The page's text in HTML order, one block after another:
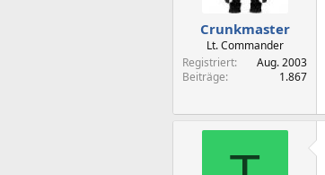
Crunkmaster
Lt. Commander
Registriert
Aug. 2003
Beiträge
1.867